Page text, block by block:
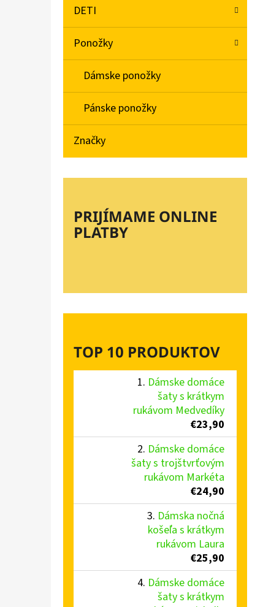
DETI
Ponožky
Dámske ponožky
Pánske ponožky
Značky
PRIJÍMAME ONLINE
PLATBY
TOP 10 PRODUKTOV
Dámske domáce
šaty s krátkym
rukávom Medvedíky
€23,90
Dámske domáce
šaty s trojštvrťovým
rukávom Markéta
€24,90
Dámska nočná
košeľa s krátkym
rukávom Laura
€25,90
Dámske domáce
šaty s krátkym